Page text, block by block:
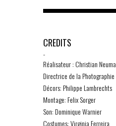
CREDITS
-
Réalisateur : Christian
Directrice de la Photographie
Décors: Philippe Lambrechts
Montage: Felix Sorger
Son: Dominique Warnier
Costumes: Virginia Ferreira